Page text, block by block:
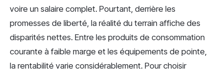
voire un salaire complet. Pourtant, derrière les
promesses de liberté, la réalité du terrain affiche des
disparités nettes. Entre les produits de consommation
courante à faible marge et les équipements de pointe,
la rentabilité varie considérablement. Pour choisir